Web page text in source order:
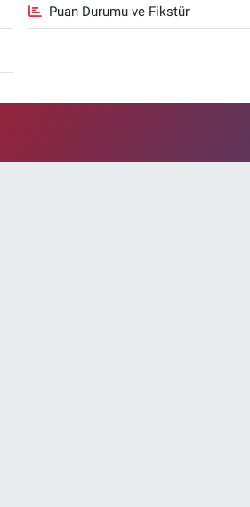
Puan Durumu ve Fikstür